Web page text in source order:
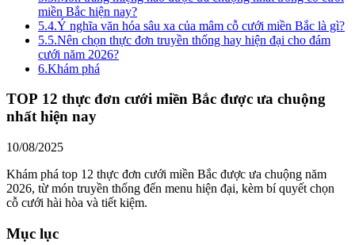
miền Bắc hiện nay?
5.4.Ý nghĩa văn hóa sâu xa của mâm cỗ cưới miền Bắc là gì?
5.5.Nên chọn thực đơn truyền thống hay hiện đại cho đám
cưới năm 2026?
6.Khám phá
TOP 12 thực đơn cưới miền Bắc được ưa chuộng
nhất hiện nay
10/08/2025
Khám phá top 12 thực đơn cưới miền Bắc được ưa chuộng năm
2026, từ món truyền thống đến menu hiện đại, kèm bí quyết chọn
cỗ cưới hài hòa và tiết kiệm.
Mục lục